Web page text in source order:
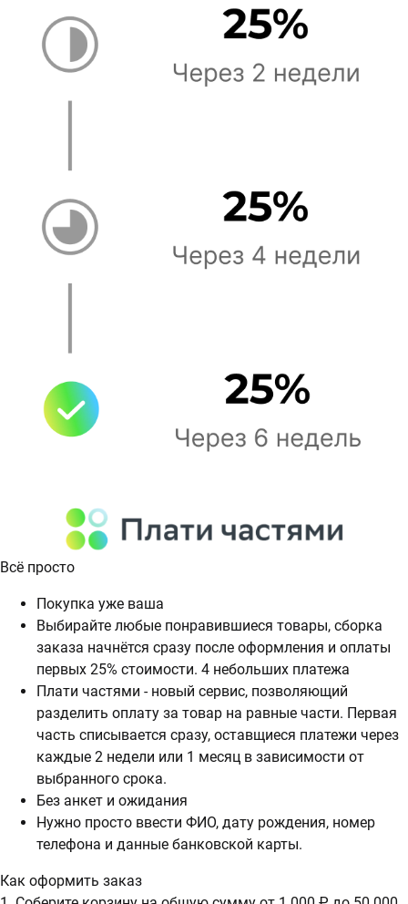
Всё просто
Покупка уже ваша
Выбирайте любые понравившиеся товары, сборка
заказа начнётся сразу после оформления и оплаты
первых 25% стоимости. 4 небольших платежа
Плати частями - новый сервис, позволяющий
разделить оплату за товар на равные части. Первая
часть списывается сразу, оставщиеся платежи через
каждые 2 недели или 1 месяц в зависимости от
выбранного срока.
Без анкет и ожидания
Нужно просто ввести ФИО, дату рождения, номер
телефона и данные банковской карты.
Как оформить заказ